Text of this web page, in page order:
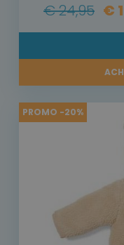
€ 24,95 €
PROMO -20%